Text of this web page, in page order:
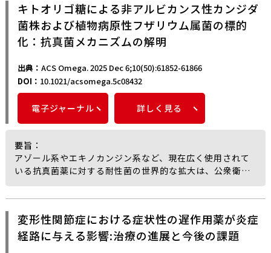
リックス（extracellular matrix：ECM）を特徴とする
が、血管や神経を欠き、細胞密度も低いことから、自己修
復能が著しく制限されている。
このような欠損が未治療のまま放置された場合、外傷後変
形性関節症へと進行することが多い。
骨軟骨再生を目的とした組織工学的手法は近年大きく進展
しているものの、関節軟骨が有する階層的構造の再現性
は、依然として大きな課題である。
こうした背景のもと、筆者らは、チオール化キトサンを基
材とし、2％のシルクフィブロインナノファイバーとグルコ
サミンを組み込むことで、体内でゲル化可能な注入型ナノ
コンポジットハイドロゲルを開発したと報告している。
本ハイドロゲルは、未修飾のキトサンハイドロゲルと比較
して圧縮強度が100.3％増加したほか、生物学的活性の面で
も、細胞増殖が26.2％向上し、細胞遊走能が150％改善
し、さらに軟骨分化の指標が増強されたことが示された。
ラット骨軟骨欠損モデルを用いた検討では、本ハイドロゲ
ルの適用により、周囲組織との連続的な統合、関節表面の
キトオリゴ糖による非アルビカンス性カンジダ
菌株および植物病原性フザリウム属菌の標的
化：抗真菌メカニズムの解明
出典： ACS Omega. 2025 Dec 6;10(50):61852-61866
DOI： 10.1021/acsomega.5c08432
電子ジャーナル 詳しく見る
要旨 ：
アゾール系やエキノカンジン系など、現在広く使用されて
いる抗真菌薬に対する耐性菌の世界的な拡大は、公衆衛生
上の大きな課題となっており、新たな抗真菌候補物質の探
索が求められていると筆者らは指摘している。
や免疫調節作用などの医療分野での応用に加え、植物成長
促進剤や生物農薬といった農業分野での利用も期待されて
変形性関節症における症状性の遅作用薬が炎症
経路に与える影響:治療の進展と今後の課題